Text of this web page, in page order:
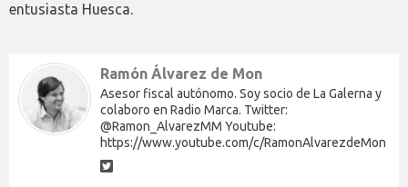
entusiasta Huesca.
Ramón Álvarez de Mon
Asesor fiscal autónomo. Soy socio de La Galerna y
colaboro en Radio Marca. Twitter:
@Ramon_AlvarezMM Youtube:
https://www.youtube.com/c/RamonAlvarezdeMon